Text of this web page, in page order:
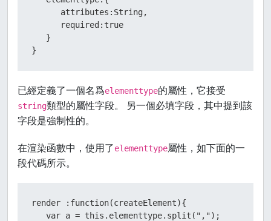
      attributes:String,
      required:true
   }
}
已經定義了一個名爲elementtype的屬性，它接受
string類型的屬性字段。 另一個必填字段，其中提到該
字段是強制性的。
在渲染函數中，使用了elementtype屬性，如下面的一
段代碼所示。
render :function(createElement){
   var a = this.elementtype.split(",");